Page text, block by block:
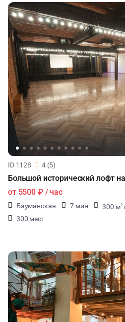
СВАДЬБЫ
КОРПОРАТИВЫ
ДЕЛОВЫЕ МЕРОПРИЯТИЯ
КВАРТИРНИКИ
ФОТОСЕССИИ
БАНКЕТЫ
ЮБИЛЕЙ
ЙОГА И РАСТЯЖКА
ФИТНЕС
МАЛЬЧИШНИК
ДИСКОТЕКА
СВИДАНИЯ
ДАННЫЙ ЛОФТ
ОСТАВИТЬ
Вы можете отменить заявку в
или поменять параметры с нашим
оставите заявку
🔥 5 человек интересовались этой
ID 1128 4 (5)
Большой исторический лофт
от 5500 ₽/ час
Бауманская 7 мин 300 м2
300 мест